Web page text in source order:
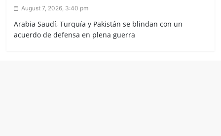
August 7, 2026, 3:40 pm
Arabia Saudí, Turquía y Pakistán se blindan con un
acuerdo de defensa en plena guerra